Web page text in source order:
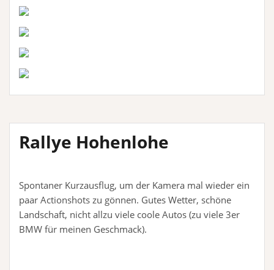
Rallye Hohenlohe
Spontaner Kurzausflug, um der Kamera mal wieder ein
paar Actionshots zu gönnen. Gutes Wetter, schöne
Landschaft, nicht allzu viele coole Autos (zu viele 3er
BMW für meinen Geschmack).